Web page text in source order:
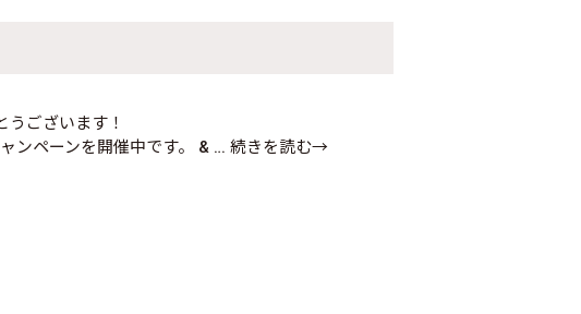
ざいます！
ーンを開催中です。 & … 続きを読む→